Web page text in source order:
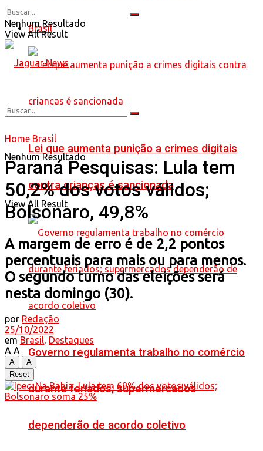
Brasil
Lei que aumenta punição a crimes digitais
contra crianças é sancionada
Governo regulamenta trabalho no comércio
durante feriados; supermercados
dependerão de acordo coletivo
Nenhum Resultado
View All Result
Nenhum Resultado
View All Result
Home Brasil
Paraná Pesquisas: Lula tem
50,2% dos votos válidos;
Bolsonaro, 49,8%
A margem de erro é de 2,2 pontos
percentuais para mais ou para menos.
O segundo turno das eleições será
nesta domingo (30).
por Redação
25/10/2022
em Brasil, Destaques
A A
A
A
Reset